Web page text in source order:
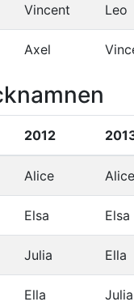
Vincent Leo
Axel
2012
Alice Alice
Elsa Elsa
Julia Ella
Ella Julia